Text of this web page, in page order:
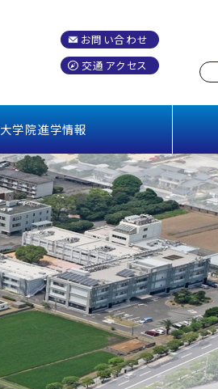
お問い合わせ
交通アクセス
大学院進学情報